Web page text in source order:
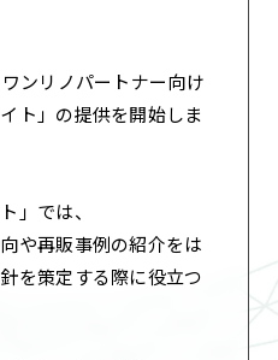
ンリノパートナー向け
ト」の提供を開始しま
」では、
や再販事例の紹介をは
を策定する際に役立つ